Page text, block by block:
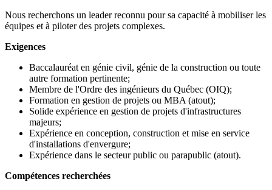
Nous recherchons un leader reconnu pour sa capacité à mobiliser les
équipes et à piloter des projets complexes.
Exigences
Baccalauréat en génie civil, génie de la construction ou toute
autre formation pertinente;
Membre de l'Ordre des ingénieurs du Québec (OIQ);
Formation en gestion de projets ou MBA (atout);
Solide expérience en gestion de projets d'infrastructures
majeurs;
Expérience en conception, construction et mise en service
d'installations d'envergure;
Expérience dans le secteur public ou parapublic (atout).
Compétences recherchées